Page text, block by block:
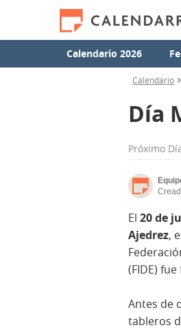
Calendario 2026
Calendario
Día
Próximo
El 20 de
Ajedrez,
(FIDE)
Antes de
tableros